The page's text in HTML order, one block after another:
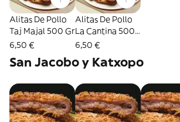
Alitas De Pollo
Taj Majal 500 Gr
6,50 €
Alitas De Pollo
La Cantina 500
Gr
6,50 €
San Jacobo y Katxopo